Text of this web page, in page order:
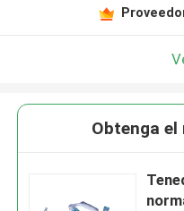
Obtenga